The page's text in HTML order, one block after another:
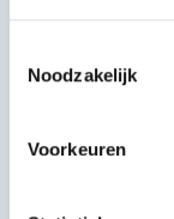
Noodzakelijk
Voorkeuren